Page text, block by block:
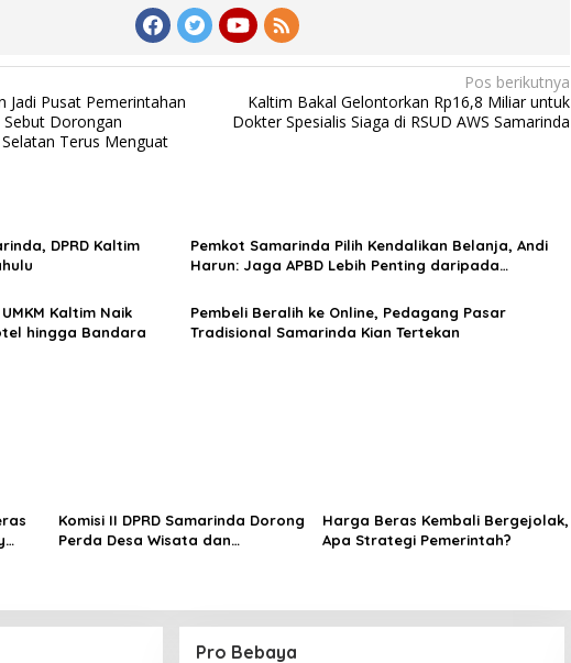
Jadi Pusat Pemerintahan
Dorongan
Terus Menguat
Pos berikutnya
Kaltim Bakal Gelontorkan Rp16,8 Miliar untuk
Dokter Spesialis Siaga di RSUD AWS Samarinda
DPRD Kaltim
Pemkot Samarinda Pilih Kendalikan Belanja, Andi
Harun: Jaga APBD Lebih Penting daripada
Kaltim Naik
hingga Bandara
Pembeli Beralih ke Online, Pedagang Pasar
Tradisional Samarinda Kian Tertekan
Komisi II DPRD Samarinda Dorong
Perda Desa Wisata dan
Harga Beras Kembali Bergejolak,
Apa Strategi Pemerintah?
Pro Bebaya